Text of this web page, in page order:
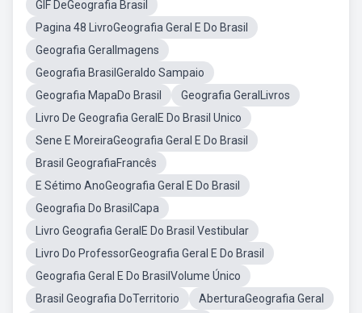
GIF DeGeografia Brasil
Pagina 48 LivroGeografia Geral E Do Brasil
Geografia GeralImagens
Geografia BrasilGeraldo Sampaio
Geografia MapaDo Brasil
Geografia GeralLivros
Livro De Geografia GeralE Do Brasil Unico
Sene E MoreiraGeografia Geral E Do Brasil
Brasil GeografiaFrancês
E Sétimo AnoGeografia Geral E Do Brasil
Geografia Do BrasilCapa
Livro Geografia GeralE Do Brasil Vestibular
Livro Do ProfessorGeografia Geral E Do Brasil
Geografia Geral E Do BrasilVolume Único
Brasil Geografia DoTerritorio
AberturaGeografia Geral